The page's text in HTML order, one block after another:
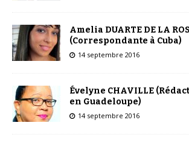
Amelia DUARTE DE LA
(Correspondante à Cuba)
14 septembre 2016
Évelyne CHAVILLE
en Guadeloupe)
14 septembre 2016